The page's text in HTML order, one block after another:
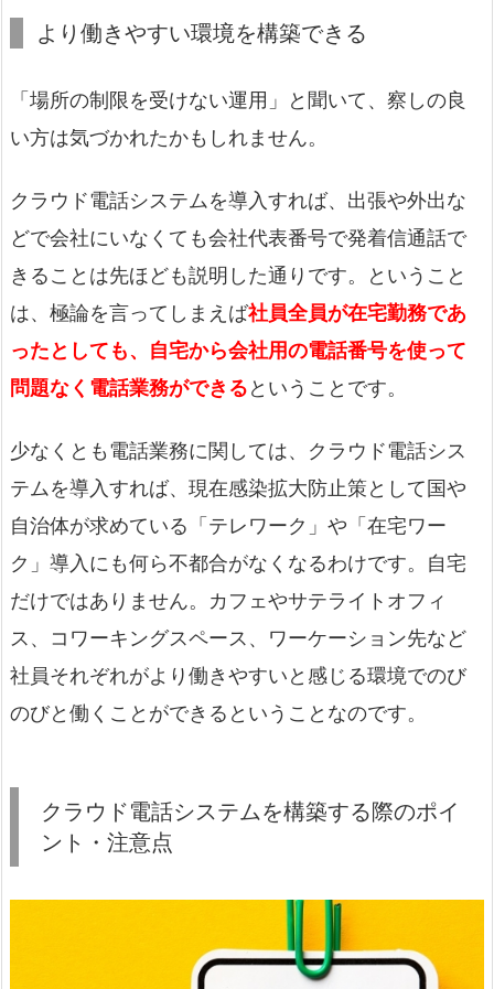
より働きやすい環境を構築できる
「場所の制限を受けない運用」と聞いて、察しの良
い方は気づかれたかもしれません。
クラウド電話システムを導入すれば、出張や外出な
どで会社にいなくても会社代表番号で発着信通話で
きることは先ほども説明した通りです。ということ
は、極論を言ってしまえば社員全員が在宅勤務であ
ったとしても、自宅から会社用の電話番号を使って
問題なく電話業務ができるということです。
少なくとも電話業務に関しては、クラウド電話シス
テムを導入すれば、現在感染拡大防止策として国や
自治体が求めている「テレワーク」や「在宅ワー
ク」導入にも何ら不都合がなくなるわけです。自宅
だけではありません。カフェやサテライトオフィ
ス、コワーキングスペース、ワーケーション先など
社員それぞれがより働きやすいと感じる環境でのび
のびと働くことができるということなのです。
クラウド電話システムを構築する際のポイ
ント・注意点